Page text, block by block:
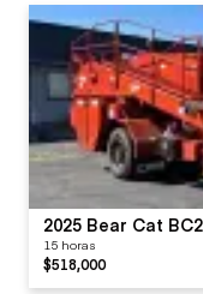
2025 Bear Cat
15 horas
$518,000